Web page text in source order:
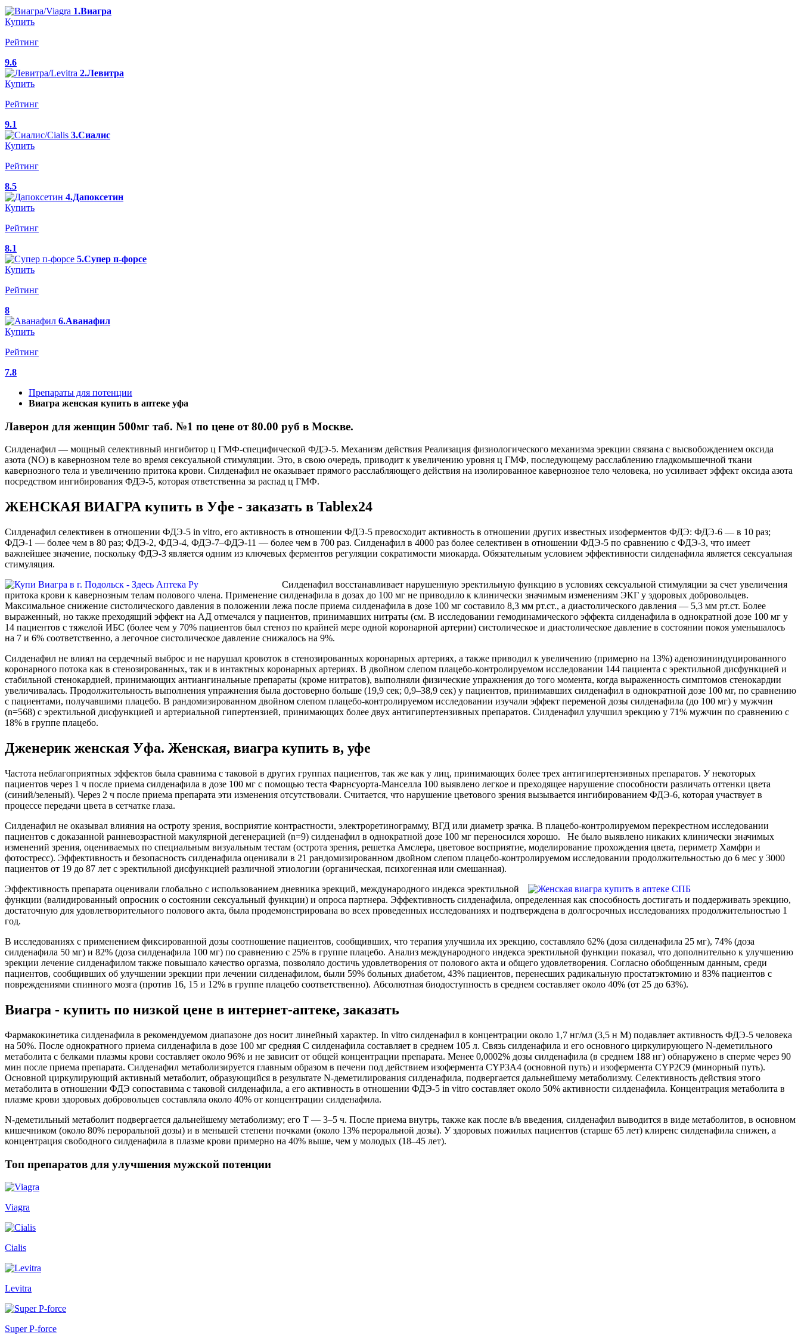
1.Виагра
Купить
Рейтинг
9.6
2.Левитра
Купить
Рейтинг
9.1
3.Сиалис
Купить
Рейтинг
8.5
4.Дапоксетин
Купить
Рейтинг
8.1
5.Супер п-форсе
Купить
Рейтинг
8
6.Аванафил
Купить
Рейтинг
7.8
Препараты для потенции
Виагра женская купить в аптеке уфа
Лаверон для женщин 500мг таб. №1 по цене от 80.00 руб в Москве.
Силденафил — мощный селективный ингибитор ц ГМФ-специфической ФДЭ-5. Механизм действия Реализация физиологического механизма эрекции связана с высвобождением оксида
азота (NO) в кавернозном теле во время сексуальной стимуляции. Это, в свою очередь, приводит к увеличению уровня ц ГМФ, последующему расслаблению гладкомышечной ткани
кавернозного тела и увеличению притока крови. Силденафил не оказывает прямого расслабляющего действия на изолированное кавернозное тело человека, но усиливает эффект оксида азота
посредством ингибирования ФДЭ-5, которая ответственна за распад ц ГМФ.
ЖЕНСКАЯ ВИАГРА купить в Уфе - заказать в Tablex24
Силденафил селективен в отношении ФДЭ-5 in vitro, его активность в отношении ФДЭ-5 превосходит активность в отношении других известных изоферментов ФДЭ: ФДЭ-6 — в 10 раз;
ФДЭ-1 — более чем в 80 раз; ФДЭ-2, ФДЭ-4, ФДЭ-7–ФДЭ-11 — более чем в 700 раз. Силденафил в 4000 раз более селективен в отношении ФДЭ-5 по сравнению с ФДЭ-3, что имеет
важнейшее значение, поскольку ФДЭ-3 является одним из ключевых ферментов регуляции сократимости миокарда. Обязательным условием эффективности силденафила является сексуальная
стимуляция.
Силденафил восстанавливает нарушенную эректильную функцию в условиях сексуальной стимуляции за счет увеличения
притока крови к кавернозным телам полового члена. Применение силденафила в дозах до 100 мг не приводило к клинически значимым изменениям ЭКГ у здоровых добровольцев.
Максимальное снижение систолического давления в положении лежа после приема силденафила в дозе 100 мг составило 8,3 мм рт.ст., а диастолического давления — 5,3 мм рт.ст. Более
выраженный, но также преходящий эффект на АД отмечался у пациентов, принимавших нитраты (см. В исследовании гемодинамического эффекта силденафила в однократной дозе 100 мг у
14 пациентов с тяжелой ИБС (более чем у 70% пациентов был стеноз по крайней мере одной коронарной артерии) систолическое и диастолическое давление в состоянии покоя уменьшалось
на 7 и 6% соответственно, а легочное систолическое давление снижалось на 9%.
Силденафил не влиял на сердечный выброс и не нарушал кровоток в стенозированных коронарных артериях, а также приводил к увеличению (примерно на 13%) аденозининдуцированного
коронарного потока как в стенозированных, так и в интактных коронарных артериях. В двойном слепом плацебо-контролируемом исследовании 144 пациента с эректильной дисфункцией и
стабильной стенокардией, принимающих антиангинальные препараты (кроме нитратов), выполняли физические упражнения до того момента, когда выраженность симптомов стенокардии
увеличивалась. Продолжительность выполнения упражнения была достоверно больше (19,9 сек; 0,9–38,9 сек) у пациентов, принимавших силденафил в однократной дозе 100 мг, по сравнению
с пациентами, получавшими плацебо. В рандомизированном двойном слепом плацебо-контролируемом исследовании изучали эффект переменой дозы силденафила (до 100 мг) у мужчин
(n=568) с эректильной дисфункцией и артериальной гипертензией, принимающих более двух антигипертензивных препаратов. Силденафил улучшил эрекцию у 71% мужчин по сравнению с
18% в группе плацебо.
Дженерик женская Уфа. Женская, виагра купить в, уфе
Частота неблагоприятных эффектов была сравнима с таковой в других группах пациентов, так же как у лиц, принимающих более трех антигипертензивных препаратов. У некоторых
пациентов через 1 ч после приема силденафила в дозе 100 мг с помощью теста Фарнсуорта-Манселла 100 выявлено легкое и преходящее нарушение способности различать оттенки цвета
(синий/зеленый). Через 2 ч после приема препарата эти изменения отсутствовали. Считается, что нарушение цветового зрения вызывается ингибированием ФДЭ-6, которая участвует в
процессе передачи цвета в сетчатке глаза.
Силденафил не оказывал влияния на остроту зрения, восприятие контрастности, электроретинограмму, ВГД или диаметр зрачка. В плацебо-контролируемом перекрестном исследовании
пациентов с доказанной ранневозрастной макулярной дегенерацией (n=9) силденафил в однократной дозе 100 мг переносился хорошо. Не было выявлено никаких клинически значимых
изменений зрения, оцениваемых по специальным визуальным тестам (острота зрения, решетка Амслера, цветовое восприятие, моделирование прохождения цвета, периметр Хамфри и
фотостресс). Эффективность и безопасность силденафила оценивали в 21 рандомизированном двойном слепом плацебо-контролируемом исследовании продолжительностью до 6 мес у 3000
пациентов от 19 до 87 лет с эректильной дисфункцией различной этиологии (органическая, психогенная или смешанная).
Эффективность препарата оценивали глобально с использованием дневника эрекций, международного индекса эректильной
функции (валидированный опросник о состоянии сексуальный функции) и опроса партнера. Эффективность силденафила, определенная как способность достигать и поддерживать эрекцию,
достаточную для удовлетворительного полового акта, была продемонстрирована во всех проведенных исследованиях и подтверждена в долгосрочных исследованиях продолжительностью 1
год.
В исследованиях с применением фиксированной дозы соотношение пациентов, сообщивших, что терапия улучшила их эрекцию, составляло 62% (доза силденафила 25 мг), 74% (доза
силденафила 50 мг) и 82% (доза силденафила 100 мг) по сравнению с 25% в группе плацебо. Анализ международного индекса эректильной функции показал, что дополнительно к улучшению
эрекции лечение силденафилом также повышало качество оргазма, позволяло достичь удовлетворения от полового акта и общего удовлетворения. Согласно обобщенным данным, среди
пациентов, сообщивших об улучшении эрекции при лечении силденафилом, были 59% больных диабетом, 43% пациентов, перенесших радикальную простатэктомию и 83% пациентов с
повреждениями спинного мозга (против 16, 15 и 12% в группе плацебо соответственно). Абсолютная биодоступность в среднем составляет около 40% (от 25 до 63%).
Виагра - купить по низкой цене в интернет‐аптеке, заказать
Фармакокинетика силденафила в рекомендуемом диапазоне доз носит линейный характер. In vitro силденафил в концентрации около 1,7 нг/мл (3,5 н М) подавляет активность ФДЭ-5 человека
на 50%. После однократного приема силденафила в дозе 100 мг средняя C силденафила составляет в среднем 105 л. Связь силденафила и его основного циркулирующего N-деметильного
метаболита с белками плазмы крови составляет около 96% и не зависит от общей концентрации препарата. Менее 0,0002% дозы силденафила (в среднем 188 нг) обнаружено в сперме через 90
мин после приема препарата. Силденафил метаболизируется главным образом в печени под действием изофермента CYP3A4 (основной путь) и изофермента CYP2C9 (минорный путь).
Основной циркулирующий активный метаболит, образующийся в результате N-деметилирования силденафила, подвергается дальнейшему метаболизму. Селективность действия этого
метаболита в отношении ФДЭ сопоставима с таковой силденафила, а его активность в отношении ФДЭ-5 in vitro составляет около 50% активности силденафила. Концентрация метаболита в
плазме крови здоровых добровольцев составляла около 40% от концентрации силденафила.
N-деметильный метаболит подвергается дальнейшему метаболизму; его T — 3–5 ч. После приема внутрь, также как после в/в введения, силденафил выводится в виде метаболитов, в основном
кишечником (около 80% пероральной дозы) и в меньшей степени почками (около 13% пероральной дозы). У здоровых пожилых пациентов (старше 65 лет) клиренс силденафила снижен, а
концентрация свободного силденафила в плазме крови примерно на 40% выше, чем у молодых (18–45 лет).
Топ препаратов для улучшения мужской потенции
Viagra
Cialis
Levitra
Super P-force